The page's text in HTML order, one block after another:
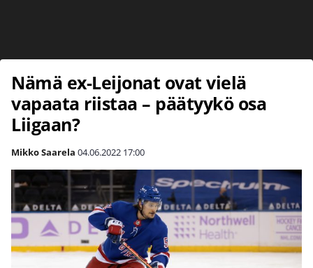
Nämä ex-Leijonat ovat vielä
vapaata riistaa – päätyykö osa
Liigaan?
Mikko Saarela 04.06.2022 17:00